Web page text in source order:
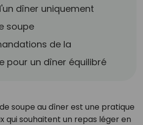
dîner uniquement
soupe
de la
pour un dîner équilibré
soupe au dîner est une pratique
qui souhaitent un repas léger en